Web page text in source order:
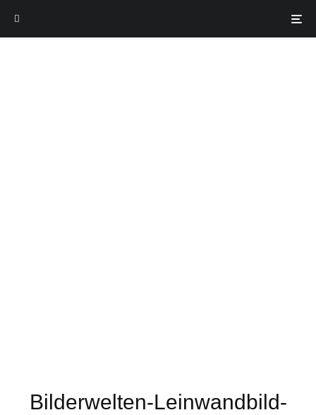
Bilderwelten-Leinwandbild-